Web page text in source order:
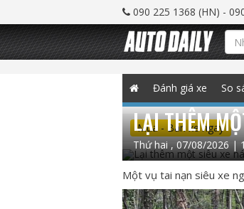
090 225 1368 (HN) -
Đánh giá xe So
Mua - Bán xe ngay
LẠI THÊM
Thứ hai , 07/08/2026 |
Một vụ tai nạn siêu xe